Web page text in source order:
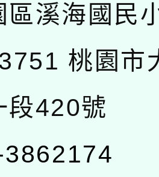
區溪海國民
桃園市
段420號